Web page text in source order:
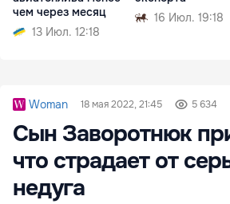
чем через месяц
13 Июл. 12:18
16 Июл. 19:18
Woman 18 мая 2022, 21:45 5 634
Сын Заворотнюк
что страдает от
недуга